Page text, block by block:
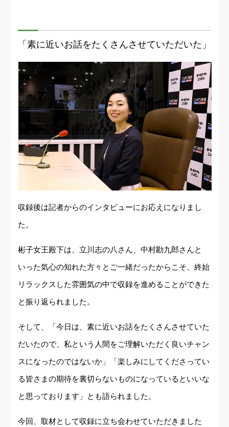
「素に近いお話をたくさんさせていただいた」
収録後は記者からのインタビューにお応えになりまし
た。
彬子女王殿下は、立川志の八さん、中村勘九郎さんと
いった気心の知れた方々とご一緒だったからこそ、終始
リラックスした雰囲気の中で収録を進めることができた
と振り返られました。
そして、「今日は、素に近いお話をたくさんさせていた
だいたので、私という人間をご理解いただく良いチャン
スになったのではないか」「楽しみにしてくださってい
る皆さまの期待を裏切らないものになっているといいな
と思っております」とも語られました。
今回、取材として収録に立ち会わせていただきました